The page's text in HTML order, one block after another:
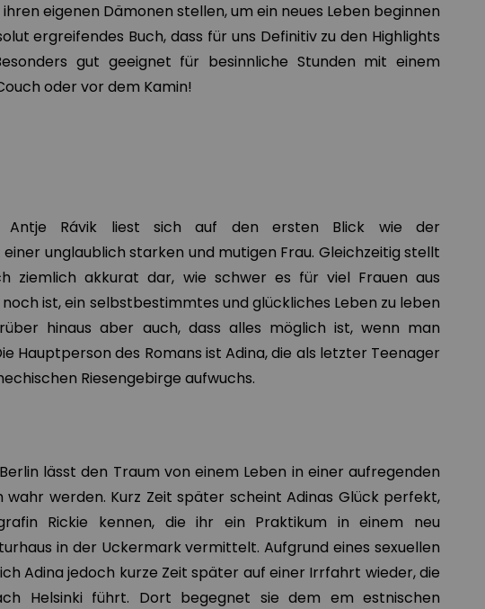
eigenen Dämonen stellen, um ein neues Leben beginnen
ergreifendes Buch, dass für uns Definitiv zu den Highlights
gut geeignet für besinnliche Stunden mit einem
oder vor dem Kamin!
Antje Rávik liest sich auf den ersten Blick wie der
unglaublich starken und mutigen Frau. Gleichzeitig stellt
ziemlich akkurat dar, wie schwer es für viel Frauen aus
ist, ein selbstbestimmtes und glückliches Leben zu leben
hinaus aber auch, dass alles möglich ist, wenn man
Hauptperson des Romans ist Adina, die als letzter Teenager
Riesengebirge aufwuchs.
lässt den Traum von einem Leben in einer aufregenden
wahr werden. Kurz Zeit später scheint Adinas Glück perfekt,
Rickie kennen, die ihr ein Praktikum in einem neu
in der Uckermark vermittelt. Aufgrund eines sexuellen
Adina jedoch kurze Zeit später auf einer Irrfahrt wieder, die
Helsinki führt. Dort begegnet sie dem em estnischen